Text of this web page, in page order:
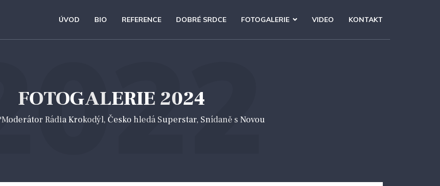
ÚVOD BIO REFERENCE DOBRÉ SRDCE FOTOGALERIE VIDEO KONTAKT
FOTOGALERIE 2024
Rádia Krokodýl, Česko hledá Superstar, Snídaně s Novou